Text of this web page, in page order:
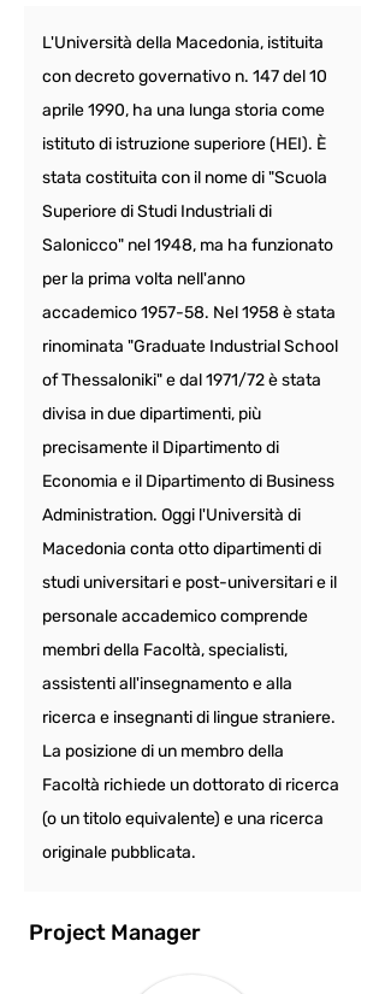
L'Università della Macedonia, istituita
con decreto governativo n. 147 del 10
aprile 1990, ha una lunga storia come
istituto di istruzione superiore (HEI). È
stata costituita con il nome di "Scuola
Superiore di Studi Industriali di
Salonicco" nel 1948, ma ha funzionato
per la prima volta nell'anno
accademico 1957-58. Nel 1958 è stata
rinominata "Graduate Industrial School
of Thessaloniki" e dal 1971/72 è stata
divisa in due dipartimenti, più
precisamente il Dipartimento di
Economia e il Dipartimento di Business
Administration. Oggi l'Università di
Macedonia conta otto dipartimenti di
studi universitari e post-universitari e il
personale accademico comprende
membri della Facoltà, specialisti,
assistenti all'insegnamento e alla
ricerca e insegnanti di lingue straniere.
La posizione di un membro della
Facoltà richiede un dottorato di ricerca
(o un titolo equivalente) e una ricerca
originale pubblicata.
Project Manager